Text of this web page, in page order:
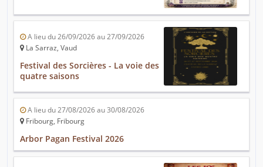
A lieu du 26/09/2026 au 27/09/2026
La Sarraz, Vaud
Festival des Sorcières - La voie des
quatre saisons
A lieu du 27/08/2026 au 30/08/2026
Fribourg, Fribourg
Arbor Pagan Festival 2026